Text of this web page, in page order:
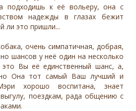
подходишь к её вольеру, она с
надежды в глазах бежит
ли это пришли...
очень симпатичная, добрая,
шансов у неё один на несколько
Вы её единственный шанс, а,
Она тот самый Ваш лучший и
хорошо воспитана, знает
поездкам, рада общению с